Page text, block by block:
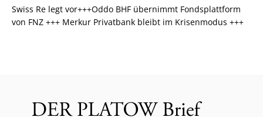
Swiss Re legt vor+++Oddo BHF übernimmt Fondsplattform
von FNZ +++ Merkur Privatbank bleibt im Krisenmodus +++